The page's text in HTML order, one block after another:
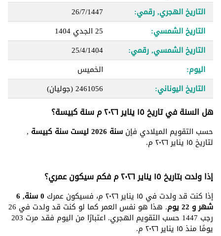
التاريخ الهجري, رقمي:
26/7/1447
التاريخ الشمسي:
25 الجدي 1404
التاريخ الشمسي, رقمي:
25/4/1404
اليوم:
الخميس
التاريخ اليوناني:
2461056(جوليان)
هل السنة في تاريخ ١٥ يناير ٢٠٢٦ م سنة كبيسة؟
حسب التقويم الميلادي فإن سنة 2026 ليست سنة كبيسة ,
لتاريخ ١٥ يناير ٢٠٢٦ م.
إذا ولدت بتاريخ ١٥ يناير ٢٠٢٦ م فكم سيكون عمري؟
إذا كنت قد ولدت في ١٥ يناير ٢٠٢٦ م، فسيكون عمرك 0 سنة, 6
شهر و 22 يوم . هذا هو نفس العمر كما لو كنت قد ولدت في 26
رجب 1447 حسب التقويم الهجري. اعتبارًا من اليوم فقد مرت 203
يومًا منذ ١٥ يناير ٢٠٢٦ م.